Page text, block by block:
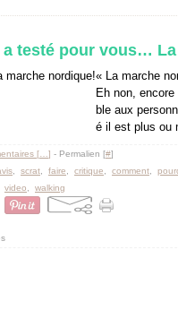
a testé pour vous…
« La marche
Eh non,
ble aux
é il est plus ou
[ ] - Permalien [#]
scrat faire critique comment
video walking